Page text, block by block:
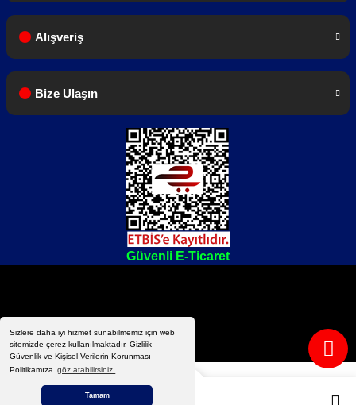
Sizlere daha iyi hizmet sunabilmemiz için web
sitemizde çerez kullanılmaktadır. Gizlilik -
Güvenlik ve Kişisel Verilerin Korunması
Politikamıza göz atabilirsiniz.
Tamam
Dahili anteni olan cihazlarda harici anten
Paket içeriği sadece el telsizleri için geçerlidir.
Alışveriş
Bize Ulaşın
Güvenli E-Ticaret